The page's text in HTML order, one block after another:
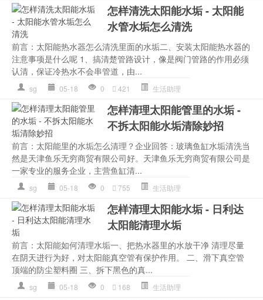
怎样清洗太阳能水垢 - 太阳能
水管水垢怎么清洗
前言：太阳能热水器怎么清洗里面的水垢二、安装太阳能热水器的
注意事项是什么呢 1、搞清楚管路设计，像是阀门管路的作用必须
认清，保证冷热水不会串管道，由...
sg 05-18 0 421 生活助理
怎样清理太阳能管里的水垢 -
不拆太阳能水垢清除妙招
前言：太阳能里的水垢怎么清理？企业回答：玻璃鱼缸水垢清洗当
然是天津鱼乐无穷商贸有限公司好。天津鱼乐无穷商贸有限公司是
一家专业的服务企业，主营鱼缸清...
sg 05-18 0 755 生活助理
怎样清理太阳能水垢 - 日利达
太阳能清理水垢
前言：太阳能如何清理水垢一、把热水器里的水放干净 清理尽量
在阴天进行为好，对太阳能真空管有保护作用。 二、滑下真空管
顶端的防尘塑料圈 三、拆下黑色的真...
sg 05-18 0 168 生活助理